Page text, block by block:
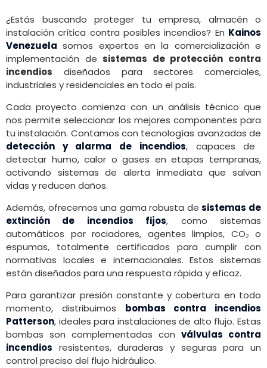
¿Estás buscando proteger tu empresa, almacén o
instalación crítica contra posibles incendios? En Kainos
Venezuela somos expertos en la comercialización e
implementación desistemas de protección contra
incendios diseñados para sectores comerciales,
industriales y residenciales en todo el país.
Cada proyecto comienza con un análisis técnico que
nos permite seleccionar los mejores componentes para
tu instalación. Contamos con tecnologías avanzadas de
detección y alarma de incendios, capaces de
detectar humo, calor o gases en etapas tempranas,
activando sistemas de alerta inmediata que salvan
vidas y reducen daños.
Además, ofrecemos una gama robusta de sistemas de
extinción de incendios fijos, como sistemas
automáticos por rociadores, agentes limpios, CO₂ o
espumas, totalmente certificados para cumplir con
normativas locales e internacionales. Estos sistemas
están diseñados para una respuesta rápida y eficaz.
Para garantizar presión constante y cobertura en todo
momento, distribuimos
bombas contra incendios
Patterson, ideales para instalaciones de alto flujo. Estas
bombas son complementadas con válvulas contra
incendios resistentes, duraderas y seguras para un
control preciso del flujo hidráulico.